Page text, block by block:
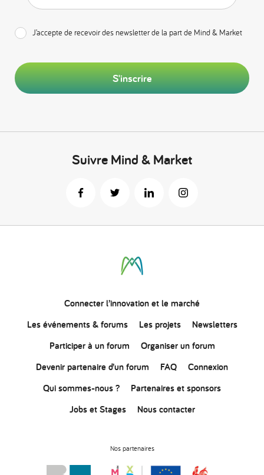
J’accepte de recevoir des newsletter de la part de Mind & Market
S'inscrire
Suivre Mind & Market
Connecterl’innovationet le marché
Les événements & forums
Les projets
Newsletters
Participer à un forum
Organiser un forum
Devenir partenaire d’un forum
FAQ
Connexion
Qui sommes-nous ?
Partenaires et sponsors
Jobs et Stages
Nous contacter
Nos partenaires